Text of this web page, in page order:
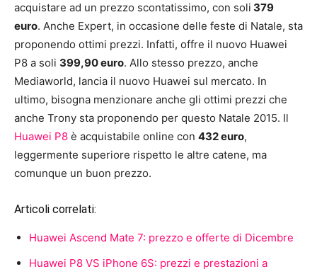
acquistare ad un prezzo scontatissimo, con soli 379
euro. Anche Expert, in occasione delle feste di Natale, sta
proponendo ottimi prezzi. Infatti, offre il nuovo Huawei
P8 a soli 399,90 euro. Allo stesso prezzo, anche
Mediaworld, lancia il nuovo Huawei sul mercato. In
ultimo, bisogna menzionare anche gli ottimi prezzi che
anche Trony sta proponendo per questo Natale 2015. Il
Huawei P8 è acquistabile online con 432 euro,
leggermente superiore rispetto le altre catene, ma
comunque un buon prezzo.
Articoli correlati:
Huawei Ascend Mate 7: prezzo e offerte di Dicembre
Huawei P8 VS iPhone 6S: prezzi e prestazioni a